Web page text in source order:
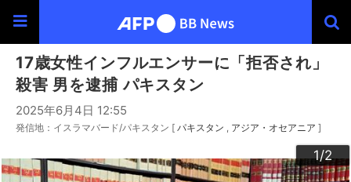
17歳女性インフルエンサーに「拒否され」
殺害 男を逮捕 パキスタン
2025年6月4日 12:55
発信地：イスラマバード/パキスタン [ パキスタン アジア・オセアニア ]
1/2
2/2